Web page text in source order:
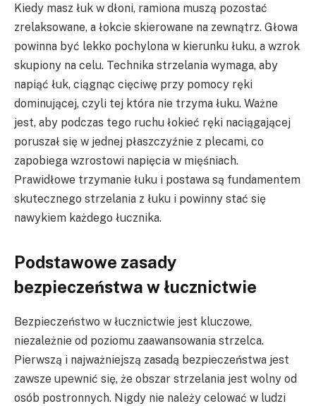
Kiedy masz łuk w dłoni, ramiona muszą pozostać
zrelaksowane, a łokcie skierowane na zewnątrz. Głowa
powinna być lekko pochylona w kierunku łuku, a wzrok
skupiony na celu. Technika strzelania wymaga, aby
napiąć łuk, ciągnąc cięciwę przy pomocy ręki
dominującej, czyli tej która nie trzyma łuku. Ważne
jest, aby podczas tego ruchu łokieć ręki naciągającej
poruszał się w jednej płaszczyźnie z plecami, co
zapobiega wzrostowi napięcia w mięśniach.
Prawidłowe trzymanie łuku i postawa są fundamentem
skutecznego strzelania z łuku i powinny stać się
nawykiem każdego łucznika.
Podstawowe zasady
bezpieczeństwa w łucznictwie
Bezpieczeństwo w łucznictwie jest kluczowe,
niezależnie od poziomu zaawansowania strzelca.
Pierwszą i najważniejszą zasadą bezpieczeństwa jest
zawsze upewnić się, że obszar strzelania jest wolny od
osób postronnych. Nigdy nie należy celować w ludzi